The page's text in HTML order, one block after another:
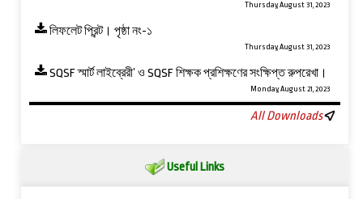
Thursday, August 31, 2023
লিফলেট প্রিন্ট। পৃষ্ঠা নং-১
Thursday, August 31, 2023
SQSF স্মার্ট লাইব্রেরী’ ও ‍SQSF শিক্ষক প্রশিক্ষণের সংক্ষিপ্ত রুপরেখা।
Monday, August 21, 2023
All Downloads
Useful Links